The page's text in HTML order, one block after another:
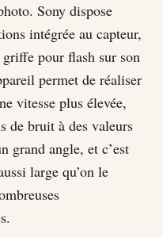
Sony dispose
intégrée au capteur,
pour flash sur son
permet de réaliser
vitesse plus élevée,
de bruit à des valeurs
grand angle, et c’est
large qu’on le